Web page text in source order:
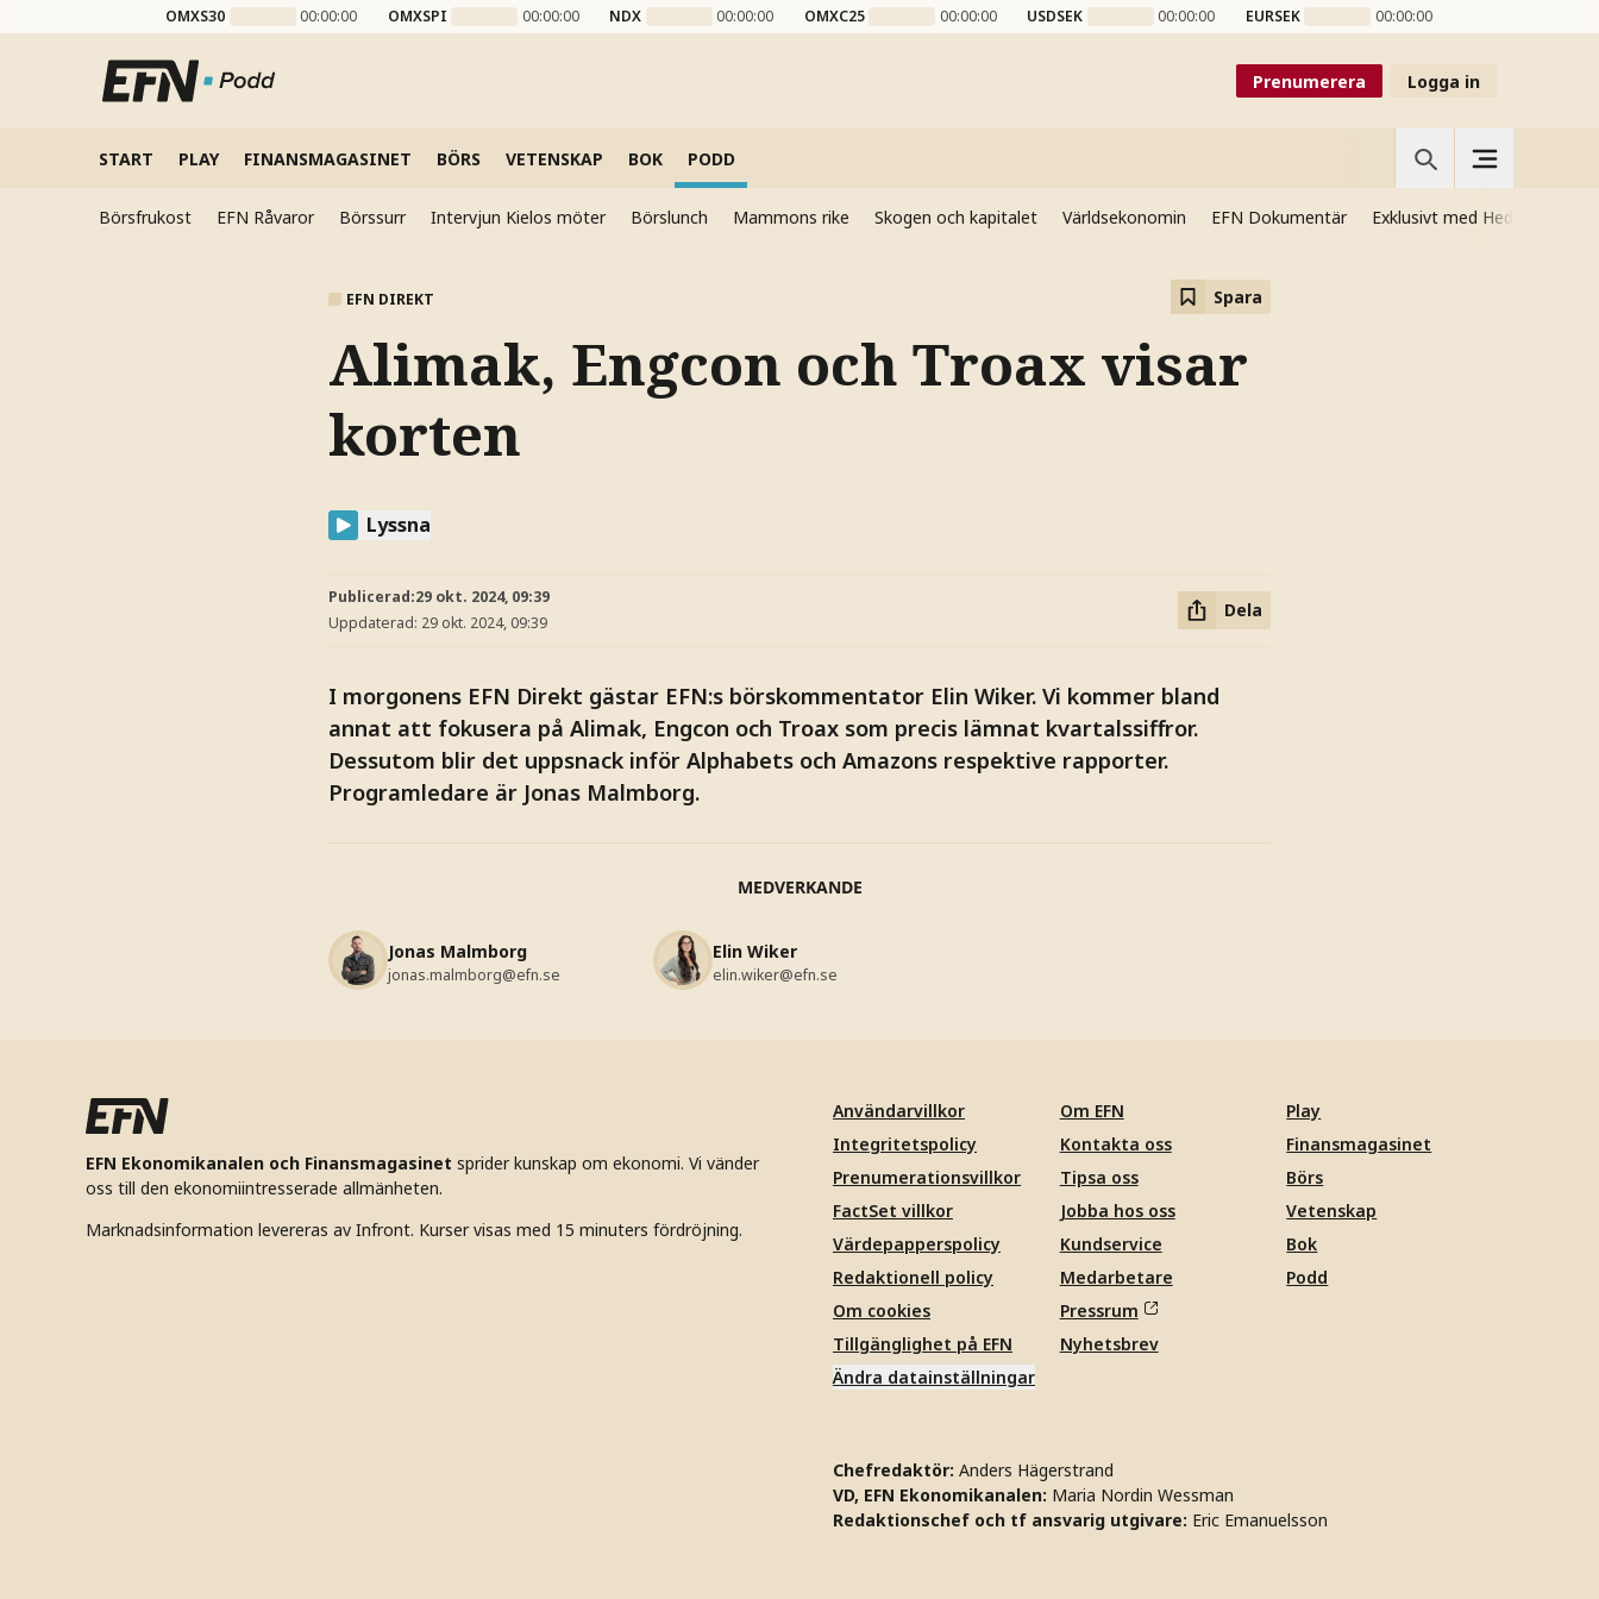
OMXS30 00:00:00 OMXSPI 00:00:00 NDX 00:00:00 OMXC25 00:00:00 USDSEK 00:00:00 EURSEK 00:00:00
Prenumerera Logga in
START PLAY FINANSMAGASINET BÖRS VETENSKAP BOK PODD
Börsfrukost EFN Råvaror Börssurr Intervjun Kielos möter Börslunch Mammons rike Skogen och kapitalet Världsekonomin EFN Dokumentär Exklusivt med Hedenmo
EFN DIREKT Spara
Alimak, Engcon och Troax visar
korten
Lyssna
Publicerad:29 okt. 2024, 09:39
Uppdaterad: 29 okt. 2024, 09:39
Dela
I morgonens EFN Direkt gästar EFN:s börskommentator Elin Wiker. Vi kommer bland
annat att fokusera på Alimak, Engcon och Troax som precis lämnat kvartalssiffror.
Dessutom blir det uppsnack inför Alphabets och Amazons respektive rapporter.
Programledare är Jonas Malmborg.
MEDVERKANDE
Jonas Malmborg
jonas.malmborg@efn.se
Elin Wiker
elin.wiker@efn.se
EFN Ekonomikanalen och Finansmagasinet sprider kunskap om ekonomi. Vi vänder
oss till den ekonomiintresserade allmänheten.
Marknadsinformation levereras av Infront. Kurser visas med 15 minuters fördröjning.
Användarvillkor
Integritetspolicy
Prenumerationsvillkor
FactSet villkor
Värdepapperspolicy
Redaktionell policy
Om cookies
Tillgänglighet på EFN
Ändra datainställningar
Om EFN
Kontakta oss
Tipsa oss
Jobba hos oss
Kundservice
Medarbetare
Pressrum
Nyhetsbrev
Play
Finansmagasinet
Börs
Vetenskap
Bok
Podd
Chefredaktör: Anders Hägerstrand
VD, EFN Ekonomikanalen: Maria Nordin Wessman
Redaktionschef och tf ansvarig utgivare: Eric Emanuelsson